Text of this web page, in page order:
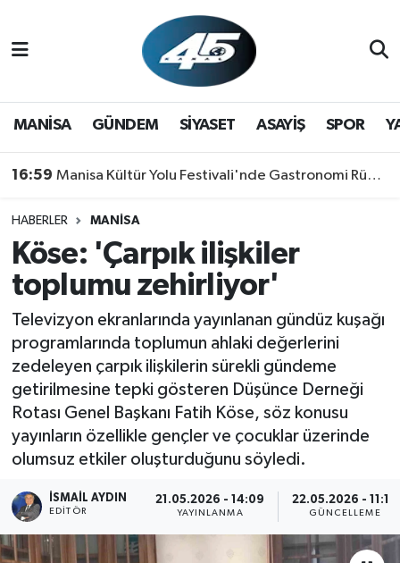
MANİSA GÜNDEM SİYASET ASAYİŞ SPOR
16:59 Manisa Kültür Yolu Festivali'nde Gastronomi Rüzgarı: Lezzetin Yıldızı "Manisa Kebabı" Oldu!
HABERLER MANİSA
Köse: 'Çarpık ilişkiler
toplumu zehirliyor'
Televizyon ekranlarında yayınlanan gündüz kuşağı
programlarında toplumun ahlaki değerlerini
zedeleyen çarpık ilişkilerin sürekli gündeme
getirilmesine tepki gösteren Düşünce Derneği
Rotası Genel Başkanı Fatih Köse, söz konusu
yayınların özellikle gençler ve çocuklar üzerinde
olumsuz etkiler oluşturduğunu söyledi.
İSMAIL AYDIN
EDITÖR
21.05.2026 - 14:09
YAYINLANMA
22.05.2026 - 11:10
GÜNCELLEME
GÜNDEM
SPOR
YAŞAM
RESMİ REKLAM
Hava Durumu
Trafik Durumu
Son Dakika Haberleri
Haber Arşivi